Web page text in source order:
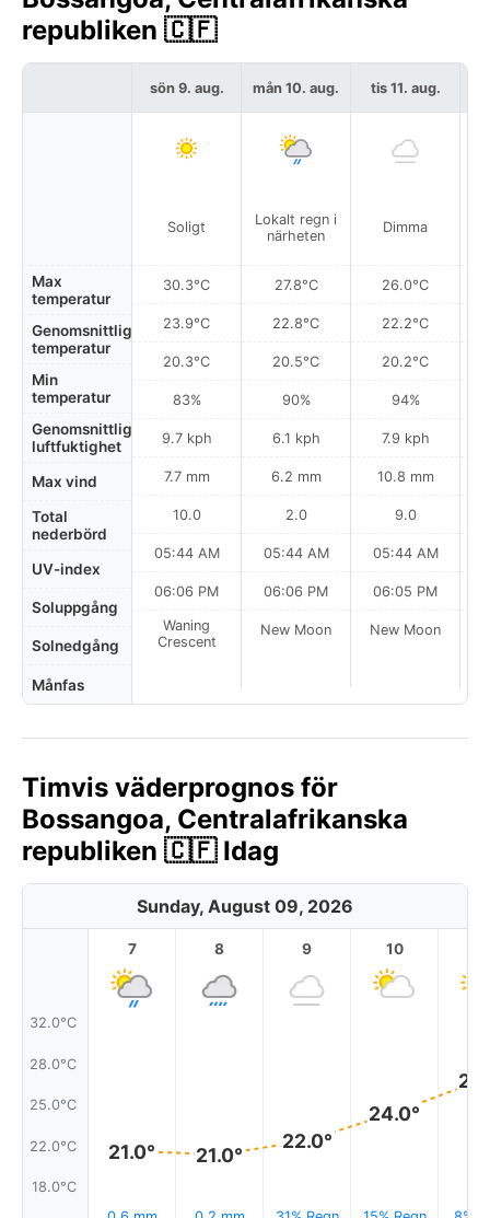
republiken 🇨🇫
Max
temperatur
Genomsnittlig
temperatur
Min
temperatur
Genomsnittlig
luftfuktighet
Max vind
Total
nederbörd
UV-index
Soluppgång
Solnedgång
Månfas
sön 9. aug.
Soligt
30.3°C
23.9°C
20.3°C
83%
9.7 kph
7.7 mm
10.0
05:44 AM
06:06 PM
Waning
Crescent
mån 10. aug.
Lokalt regn i
närheten
27.8°C
22.8°C
20.5°C
90%
6.1 kph
6.2 mm
2.0
05:44 AM
06:06 PM
New Moon
tis 11. aug.
Dimma
26.0°C
22.2°C
20.2°C
94%
7.9 kph
10.8 mm
9.0
05:44 AM
06:05 PM
New Moon
Timvis väderprognos för
Bossangoa, Centralafrikanska
republiken 🇨🇫 Idag
Sunday, August 09, 2026
32.0°C
28.0°C
25.0°C
22.0°C
18.0°C
7
21.0°
8
21.0°
9
22.0°
10
24.0°